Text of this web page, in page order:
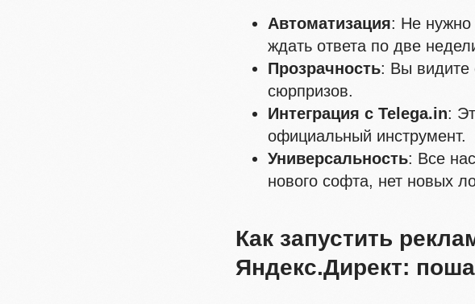
Автоматизация: Не нужно
ждать ответа по две
Прозрачность: Вы видите
сюрпризов.
Интеграция с Telega.in:
официальный инструмент.
Универсальность: Все
нового софта, нет новых
Как запустить
Яндекс.Директ: